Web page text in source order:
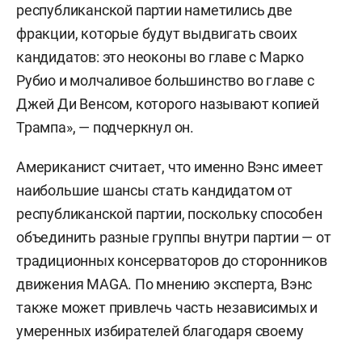
республиканской партии наметились две
фракции, которые будут выдвигать своих
кандидатов: это неоконы во главе с Марко
Рубио и молчаливое большинство во главе с
Джей Ди Венсом, которого называют копией
Трампа», — подчеркнул он.
Американист считает, что именно Вэнс имеет
наибольшие шансы стать кандидатом от
республиканской партии, поскольку способен
объединить разные группы внутри партии — от
традиционных консерваторов до сторонников
движения MAGA. По мнению эксперта, Вэнс
также может привлечь часть независимых и
умеренных избирателей благодаря своему